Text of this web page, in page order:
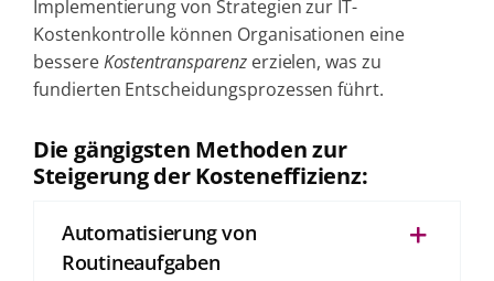
Implementierung von Strategien zur IT-
Kostenkontrolle können Organisationen eine
bessereKostentransparenzerzielen, was zu
fundierten Entscheidungsprozessen führt.
Die gängigsten Methoden zur
Steigerung der Kosteneffizienz:
Automatisierung von
Routineaufgaben